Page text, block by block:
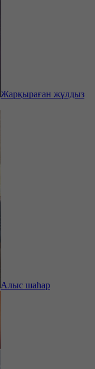
Жарқыраған жұлдыз
Алыс шаһар